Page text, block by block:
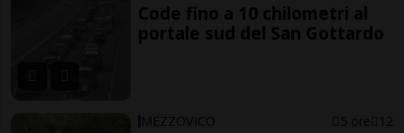
Code fino a 10 chilometri al
portale sud del San Gottardo
MEZZOVICO 5 ore 12